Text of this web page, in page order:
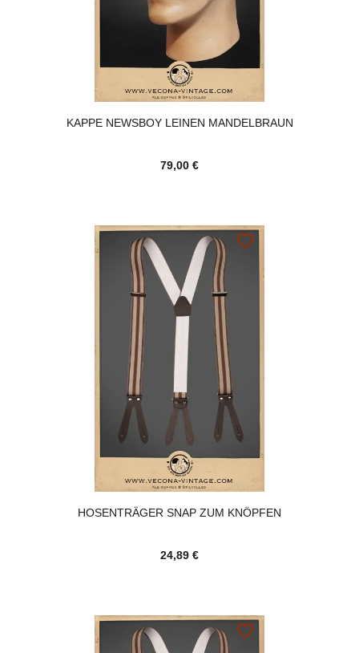
KAPPE NEWSBOY LEINEN MANDELBRAUN
79,00 €
HOSENTRÄGER SNAP ZUM KNÖPFEN
24,89 €